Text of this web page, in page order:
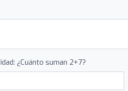
¿Cuánto suman 2+7?